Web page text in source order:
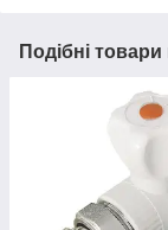
Подібні товари